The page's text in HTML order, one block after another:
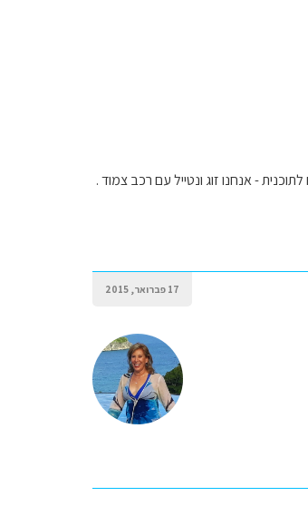
זולים בהתאם לתוכנית - אנחנו זוג ונטייל עם רכב צמוד .
17 פברואר, 2015